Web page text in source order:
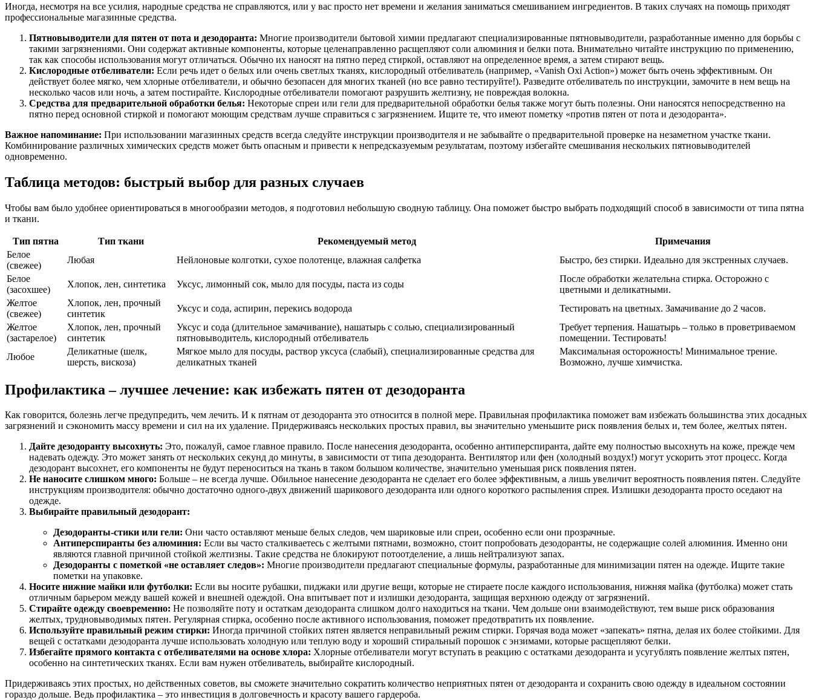
Иногда, несмотря на все усилия, народные средства не справляются, или у вас просто нет времени и желания заниматься смешиванием ингредиентов. В таких случаях на помощь приходят
профессиональные магазинные средства.
Пятновыводители для пятен от пота и дезодоранта: Многие производители бытовой химии предлагают специализированные пятновыводители, разработанные именно для борьбы с
такими загрязнениями. Они содержат активные компоненты, которые целенаправленно расщепляют соли алюминия и белки пота. Внимательно читайте инструкцию по применению,
так как способы использования могут отличаться. Обычно их наносят на пятно перед стиркой, оставляют на определенное время, а затем стирают вещь.
Кислородные отбеливатели: Если речь идет о белых или очень светлых тканях, кислородный отбеливатель (например, «Vanish Oxi Action») может быть очень эффективным. Он
действует более мягко, чем хлорные отбеливатели, и обычно безопасен для многих тканей (но все равно тестируйте!). Разведите отбеливатель по инструкции, замочите в нем вещь на
несколько часов или ночь, а затем постирайте. Кислородные отбеливатели помогают разрушить желтизну, не повреждая волокна.
Средства для предварительной обработки белья: Некоторые спреи или гели для предварительной обработки белья также могут быть полезны. Они наносятся непосредственно на
пятно перед основной стиркой и помогают моющим средствам лучше справиться с загрязнением. Ищите те, что имеют пометку «против пятен от пота и дезодоранта».
Важное напоминание: При использовании магазинных средств всегда следуйте инструкции производителя и не забывайте о предварительной проверке на незаметном участке ткани.
Комбинирование различных химических средств может быть опасным и привести к непредсказуемым результатам, поэтому избегайте смешивания нескольких пятновыводителей
одновременно.
Таблица методов: быстрый выбор для разных случаев
Чтобы вам было удобнее ориентироваться в многообразии методов, я подготовил небольшую сводную таблицу. Она поможет быстро выбрать подходящий способ в зависимости от типа пятна
и ткани.
Тип пятна Тип ткани Рекомендуемый метод
Примечания
Белое
(свежее)
Любая Нейлоновые колготки, сухое полотенце, влажная салфетка
Быстро, без стирки. Идеально для экстренных случаев.
Белое
(засохшее)
Хлопок, лен, синтетика Уксус, лимонный сок, мыло для посуды, паста из соды
После обработки желательна стирка. Осторожно с
цветными и деликатными.
Желтое
(свежее)
Хлопок, лен, прочный
синтетик
Уксус и сода, аспирин, перекись водорода
Тестировать на цветных. Замачивание до 2 часов.
Желтое
(застарелое)
Хлопок, лен, прочный
синтетик
Уксус и сода (длительное замачивание), нашатырь с солью, специализированный
пятновыводитель, кислородный отбеливатель
Требует терпения. Нашатырь – только в проветриваемом
помещении. Тестировать!
Любое
Деликатные (шелк,
шерсть, вискоза)
Мягкое мыло для посуды, раствор уксуса (слабый), специализированные средства для
деликатных тканей
Максимальная осторожность! Минимальное трение.
Возможно, лучше химчистка.
Профилактика – лучшее лечение: как избежать пятен от дезодоранта
Как говорится, болезнь легче предупредить, чем лечить. И к пятнам от дезодоранта это относится в полной мере. Правильная профилактика поможет вам избежать большинства этих досадных
загрязнений и сэкономить массу времени и сил на их удаление. Придерживаясь нескольких простых правил, вы значительно уменьшите риск появления белых и, тем более, желтых пятен.
Дайте дезодоранту высохнуть: Это, пожалуй, самое главное правило. После нанесения дезодоранта, особенно антиперспиранта, дайте ему полностью высохнуть на коже, прежде чем
надевать одежду. Это может занять от нескольких секунд до минуты, в зависимости от типа дезодоранта. Вентилятор или фен (холодный воздух!) могут ускорить этот процесс. Когда
дезодорант высохнет, его компоненты не будут переноситься на ткань в таком большом количестве, значительно уменьшая риск появления пятен.
Не наносите слишком много: Больше – не всегда лучше. Обильное нанесение дезодоранта не сделает его более эффективным, а лишь увеличит вероятность появления пятен. Следуйте
инструкциям производителя: обычно достаточно одного-двух движений шарикового дезодоранта или одного короткого распыления спрея. Излишки дезодоранта просто оседают на
одежде.
Выбирайте правильный дезодорант:
Дезодоранты-стики или гели: Они часто оставляют меньше белых следов, чем шариковые или спреи, особенно если они прозрачные.
Антиперспиранты без алюминия: Если вы часто сталкиваетесь с желтыми пятнами, возможно, стоит попробовать дезодоранты, не содержащие солей алюминия. Именно они
являются главной причиной стойкой желтизны. Такие средства не блокируют потоотделение, а лишь нейтрализуют запах.
Дезодоранты с пометкой «не оставляет следов»: Многие производители предлагают специальные формулы, разработанные для минимизации пятен на одежде. Ищите такие
пометки на упаковке.
Носите нижние майки или футболки: Если вы носите рубашки, пиджаки или другие вещи, которые не стираете после каждого использования, нижняя майка (футболка) может стать
отличным барьером между вашей кожей и внешней одеждой. Она впитывает пот и излишки дезодоранта, защищая верхнюю одежду от загрязнений.
Стирайте одежду своевременно: Не позволяйте поту и остаткам дезодоранта слишком долго находиться на ткани. Чем дольше они взаимодействуют, тем выше риск образования
желтых, трудновыводимых пятен. Регулярная стирка, особенно после активного использования, поможет предотвратить их появление.
Используйте правильный режим стирки: Иногда причиной стойких пятен является неправильный режим стирки. Горячая вода может «запекать» пятна, делая их более стойкими. Для
вещей с остатками дезодоранта лучше использовать холодную или теплую воду и хороший стиральный порошок с энзимами, которые расщепляют белки.
Избегайте прямого контакта с отбеливателями на основе хлора: Хлорные отбеливатели могут вступать в реакцию с остатками дезодоранта и усугублять появление желтых пятен,
особенно на синтетических тканях. Если вам нужен отбеливатель, выбирайте кислородный.
Придерживаясь этих простых, но действенных советов, вы сможете значительно сократить количество неприятных пятен от дезодоранта и сохранить свою одежду в идеальном состоянии
гораздо дольше. Ведь профилактика – это инвестиция в долговечность и красоту вашего гардероба.